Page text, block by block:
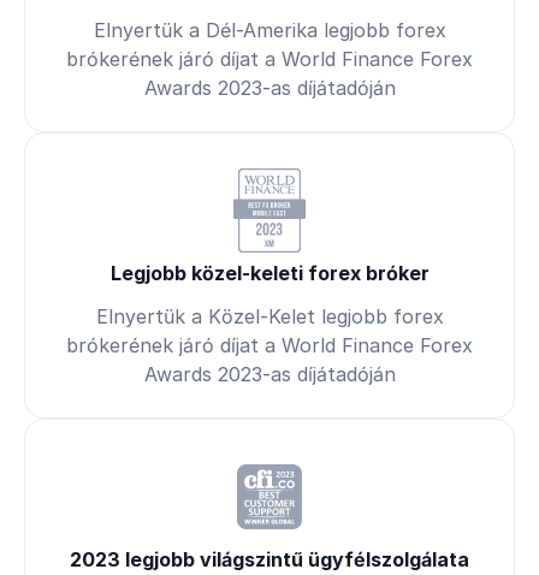
Elnyertük a Dél-Amerika legjobb forex
brókerének járó díjat a World Finance Forex
Awards 2023-as díjátadóján
Legjobb közel-keleti forex bróker
Elnyertük a Közel-Kelet legjobb forex
brókerének járó díjat a World Finance Forex
Awards 2023-as díjátadóján
2023 legjobb világszintű ügyfélszolgálata